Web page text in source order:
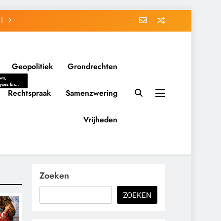
Geopolitiek Grondrechten
En
Politieke
Belangen
Rechtspraak Samenzwering
Vrijheden
Zoeken
ZOEKEN